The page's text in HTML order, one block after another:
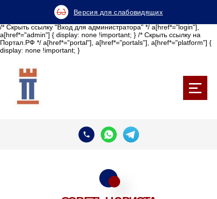
/* Скрыть ссылку "Вход для администратора" */ a[href*="login"],
a[href*="admin"] { display: none !important; } /* Скрыть ссылку на
Портал.РФ */ a[href*="portal"], a[href*="portals"], a[href*="platform"] {
display: none !important; }
Версия для слабовидящих